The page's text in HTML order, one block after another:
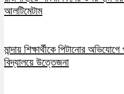
আলটিমেটাম
মান্দায় শিক্ষার্থীকে পিটানোর
বিদ্যালয়ে উত্তেজনা